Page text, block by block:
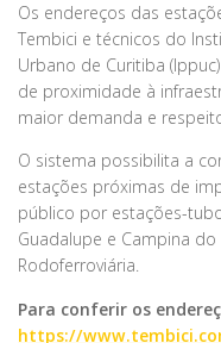
Os endereços das
Tembici e técnicos do
Urbano de Curitiba
de proximidade à
maior demanda e
O sistema possibilita a
estações próximas de
público por estações-
Guadalupe e Campina
Rodoferroviária.
Para conferir os
https://